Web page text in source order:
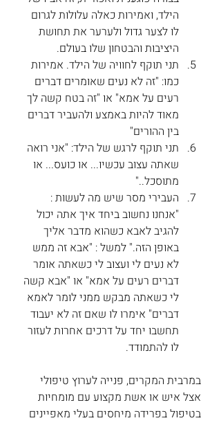
הילד, ואמירות כאלה עלולות לגרום
לו לצער גדול ולערער את תחושת
היציבות והבטחון שלו בעולם.
תני תוקף לחוויה של הילד. אמירות
כמו: "זה לא נעים שאומרים דברים
רעים על אמא" או "זה בטח קשה לך
מאוד להיות באמצע ולהעביר דברים
בין ההורים"
תני תוקף לרגש של הילד: "אני רואה
שאתה עצוב עכשיו... או כועס... או
מתוסכל.."
העבירי מסר שיש מה לעשות :
"אנחנו נחשוב ביחד איך אתה יכול
להגיב לאבא כשהוא מדבר אליך
באופן הזה." למשל : "אבא זה ממש
לא נעים לי ועצוב לי כשאתה אומר
דברים רעים על אמא" או "אבא קשה
לי כשאתה מבקש ממני לומר לאמא
דברים" אימרו לו שאם זה לא יעבוד
תחשבו יחד על דרכים אחרות לעזור
לו להתמודד.
במרבית המקרים, פנייה לערוץ טיפולי
אצל איש או אשת מקצוע עם מומחיות
בטיפול בפרידה מיחסים בעלי מאפיינים